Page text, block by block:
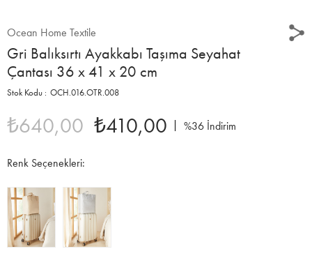
Ocean Home Textile
Gri Balıksırtı Ayakkabı Taşıma Seyahat
Çantası 36 x 41 x 20 cm
OCH.016.OTR.008
₺640,00 ₺410,00 %36 İndirim
Renk Seçenekleri: